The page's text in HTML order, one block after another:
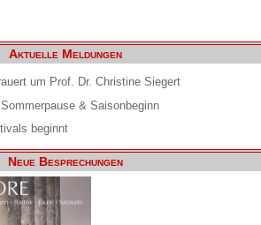
Aktuelle Meldungen
um Prof. Dr. Christine Siegert
& Saisonbeginn
beginnt
Neue Besprechungen